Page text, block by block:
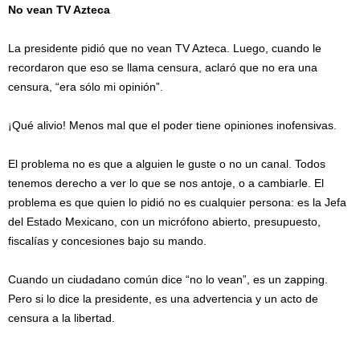
No vean TV Azteca
La presidente pidió que no vean TV Azteca. Luego, cuando le
recordaron que eso se llama censura, aclaró que no era una
censura, “era sólo mi opinión”.
¡Qué alivio! Menos mal que el poder tiene opiniones inofensivas.
El problema no es que a alguien le guste o no un canal. Todos
tenemos derecho a ver lo que se nos antoje, o a cambiarle. El
problema es que quien lo pidió no es cualquier persona: es la Jefa
del Estado Mexicano, con un micrófono abierto, presupuesto,
fiscalías y concesiones bajo su mando.
Cuando un ciudadano común dice “no lo vean”, es un zapping.
Pero si lo dice la presidente, es una advertencia y un acto de
censura a la libertad.